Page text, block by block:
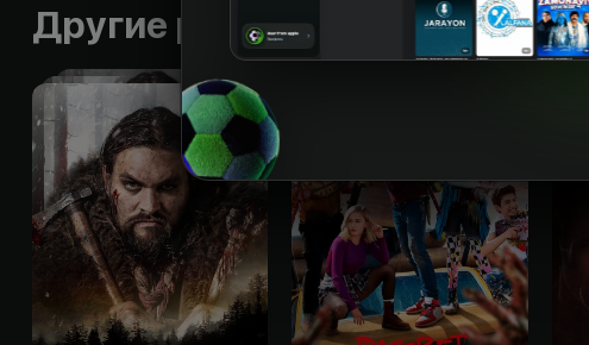
Другие работы режиссера